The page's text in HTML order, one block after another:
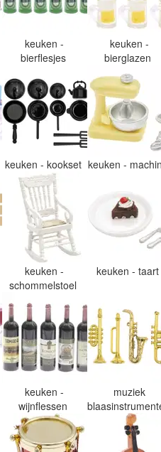
keuken -
bierflesjes
keuken -
bierglazen
keuken - kookset keuken -
keuken -
schommelstoel
keuken -
keuken -
wijnflessen
muziek